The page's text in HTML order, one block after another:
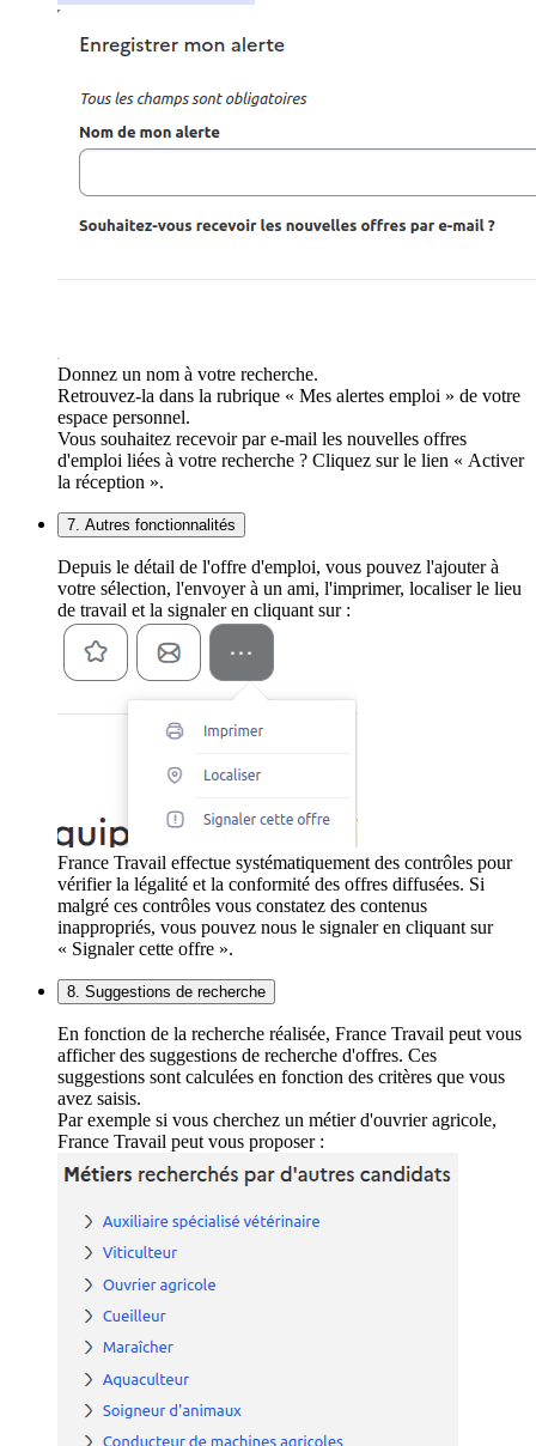
Donnez un nom à votre recherche.
Retrouvez-la dans la rubrique « Mes alertes emploi » de votre
espace personnel.
Vous souhaitez recevoir par e-mail les nouvelles offres
d'emploi liées à votre recherche ? Cliquez sur le lien « Activer
la réception ».
7. Autres fonctionnalités
Depuis le détail de l'offre d'emploi, vous pouvez l'ajouter à
votre sélection, l'envoyer à un ami, l'imprimer, localiser le lieu
de travail et la signaler en cliquant sur :
France Travail effectue systématiquement des contrôles pour
vérifier la légalité et la conformité des offres diffusées. Si
malgré ces contrôles vous constatez des contenus
inappropriés, vous pouvez nous le signaler en cliquant sur
« Signaler cette offre ».
8. Suggestions de recherche
En fonction de la recherche réalisée, France Travail peut vous
afficher des suggestions de recherche d'offres. Ces
suggestions sont calculées en fonction des critères que vous
avez saisis.
Par exemple si vous cherchez un métier d'ouvrier agricole,
France Travail peut vous proposer :